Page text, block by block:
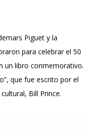
Piguet y la
para celebrar el 50
un libro conmemorativo.
que fue escrito por el
Bill Prince.